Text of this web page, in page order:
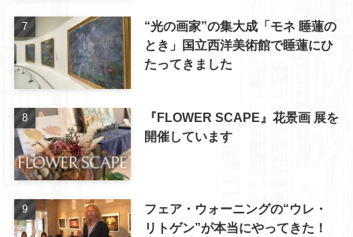
“光の画家”の集大成「モネ 睡蓮の
とき」国立西洋美術館で睡蓮にひ
たってきました
『FLOWER SCAPE』花景画 展を
開催しています
フェア・ウォーニングの“ウレ・
リトゲン”が本当にやってきた！